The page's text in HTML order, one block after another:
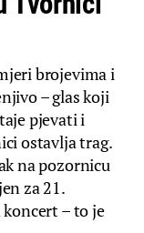
brojevima i
– glas koji
pjevati i
ostavlja trag.
na pozornicu
za 21.
– to je